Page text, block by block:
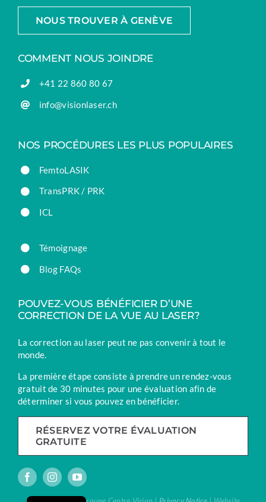
NOUS TROUVER À GENÈVE
COMMENT NOUS JOINDRE
+41 22 860 80 67
info@visionlaser.ch
NOS PROCÉDURES LES PLUS POPULAIRES
FemtoLASIK
TransPRK / PRK
ICL
Témoignage
Blog FAQs
POUVEZ-VOUS BÉNÉFICIER D’UNE
CORRECTION DE LA VUE AU LASER?
La correction au laser peut ne pas convenir à tout le
monde.
La première étape consiste à prendre un rendez-vous
gratuit de 30 minutes pour une évaluation afin de
déterminer si vous pouvez en bénéficier.
RÉSERVEZ VOTRE ÉVALUATION
GRATUITE